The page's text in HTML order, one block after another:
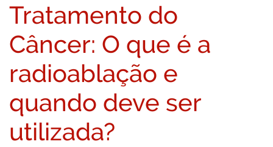
Tratamento do
Câncer: O que é a
radioablação e
quando deve ser
utilizada?